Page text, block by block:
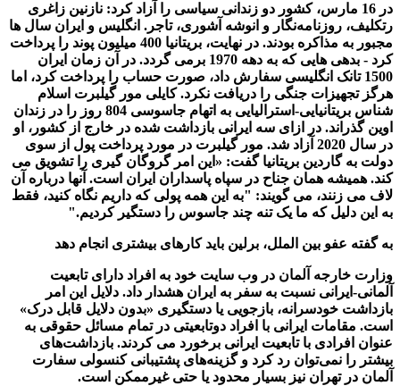
در 16 مارس، کشور دو زندانی سیاسی را آزاد کرد: نازنین زاغری
رتکلیف، روزنامه‌نگار و انوشه آشوری، تاجر. انگلیس و ایران سال ها
مجبور به مذاکره بودند. در نهایت، بریتانیا 400 میلیون پوند را پرداخت
کرد - بدهی هایی که به دهه 1970 برمی گردد. در آن زمان ایران
1500 تانک انگلیسی سفارش داد، صورت حساب را پرداخت کرد، اما
هرگز تجهیزات جنگی را دریافت نکرد. کایلی مور گیلبرت اسلام
شناس بریتانیایی-استرالیایی به اتهام جاسوسی 804 روز را در زندان
اوین گذراند. در ازای سه ایرانی بازداشت شده در خارج از کشور، او
در سال 2020 آزاد شد. مور گیلبرت در مورد پرداخت پول از سوی
دولت به گاردین بریتانیا گفت: «این امر گروگان گیری را تشویق می
کند. همیشه همان جناح در سپاه پاسداران ایران است. آنها درباره آن
لاف می زنند، می گویند: "به این همه پولی که داریم نگاه کنید، فقط
به این دلیل که ما یک تنه چند جاسوس را دستگیر كرديم."
به گفته عفو بین الملل، برلین باید کارهای بیشتری انجام دهد
وزارت خارجه آلمان در وب سایت خود به افراد دارای تابعیت
آلمانی-ایرانی نسبت به سفر به ایران هشدار داد. دلایل این امر
بازداشت خودسرانه، بازجویی یا دستگیری «بدون دلایل قابل درک»
است. مقامات ایرانی با افراد دوتابعیتی در تمام مسائل حقوقی به
عنوان افرادی با تابعیت ایرانی برخورد می کردند. بازداشت‌های
بیشتر را نمی‌توان رد کرد و گزینه‌های پشتیبانی کنسولی سفارت
آلمان در تهران نیز بسیار محدود یا حتی غیرممکن است.